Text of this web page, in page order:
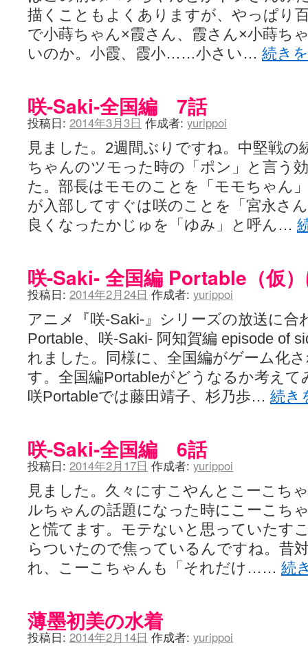
描くこともよくありますが、やっぱり
で小蒔ちゃん×霞さん、霞さん×小蒔ち
いのか。小霞、霞小……小さい… 続き
咲-Saki-全国編 7話
投稿日: 2014年3月3日 作成者: yurippoi
見ました。2週間ぶりですね。中堅戦の
ちゃんのツモった時の「ポン」と言う
た。部長はモモのことを「モモちゃん
が入部してすぐは咲のことを「宮永さ
良くなったかじゅを「ゆみ」と呼ん…
咲-Saki- 全国編 Portable（仮
投稿日: 2014年2月24日 作成者: yurippoi
アニメ『咲-Saki-』シリーズの放送に合
Portable、咲-Saki- 阿知賀編 episode of
れました。同様に、全国編がゲーム化
す。全国編Portableがどうなるか考え
咲Portableでは藤田靖子、杉乃歩… 続き
咲-Saki-全国編 6話
投稿日: 2014年2月17日 作成者: yurippoi
見ました。久々にすこやんとこーこち
ルちゃんの話題になった時にこーこち
と慌てます。モテないと思っていたす
らついたので焦っているんですね。昔
れ、こーこちゃんも「それだけ…… 続
薄墨初美の水着
投稿日: 2014年2月14日 作成者: yurippoi